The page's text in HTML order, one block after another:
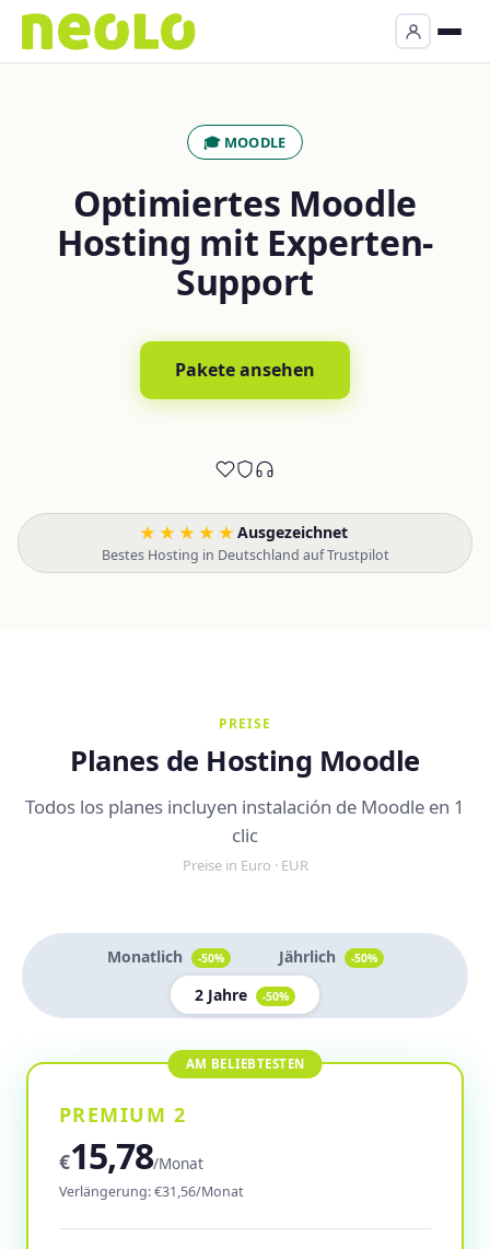
🎓 MOODLE
Optimiertes Moodle
Hosting mit Experten-
Support
Pakete ansehen
★★★★★ Ausgezeichnet
Bestes Hosting in Deutschland auf Trustpilot
PREISE
Planes de Hosting Moodle
Todos los planes incluyen instalación de Moodle en 1
clic
Preise in Euro · EUR
Monatlich -50% Jährlich -50%
2 Jahre -50%
PREMIUM 2
€15,78/Monat
Verlängerung: €31,56/Monat